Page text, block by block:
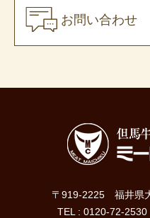
お問い合わせ
〒919-2225 福井県
TEL : 0120-72-